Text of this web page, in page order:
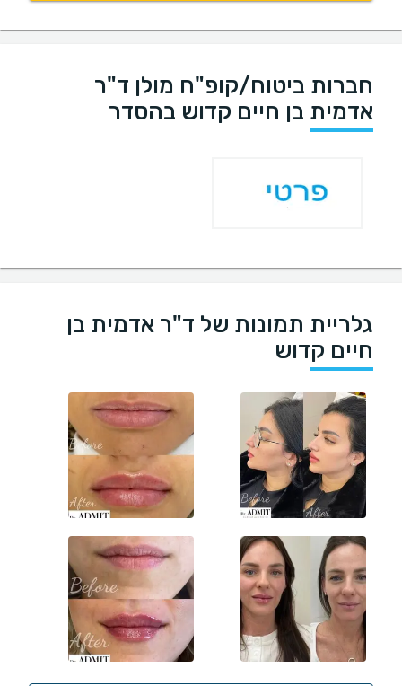
חברות ביטוח/קופ"ח מולן ד"ר
אדמית בן חיים קדוש בהסדר
גלריית תמונות של ד"ר אדמית בן
חיים קדוש